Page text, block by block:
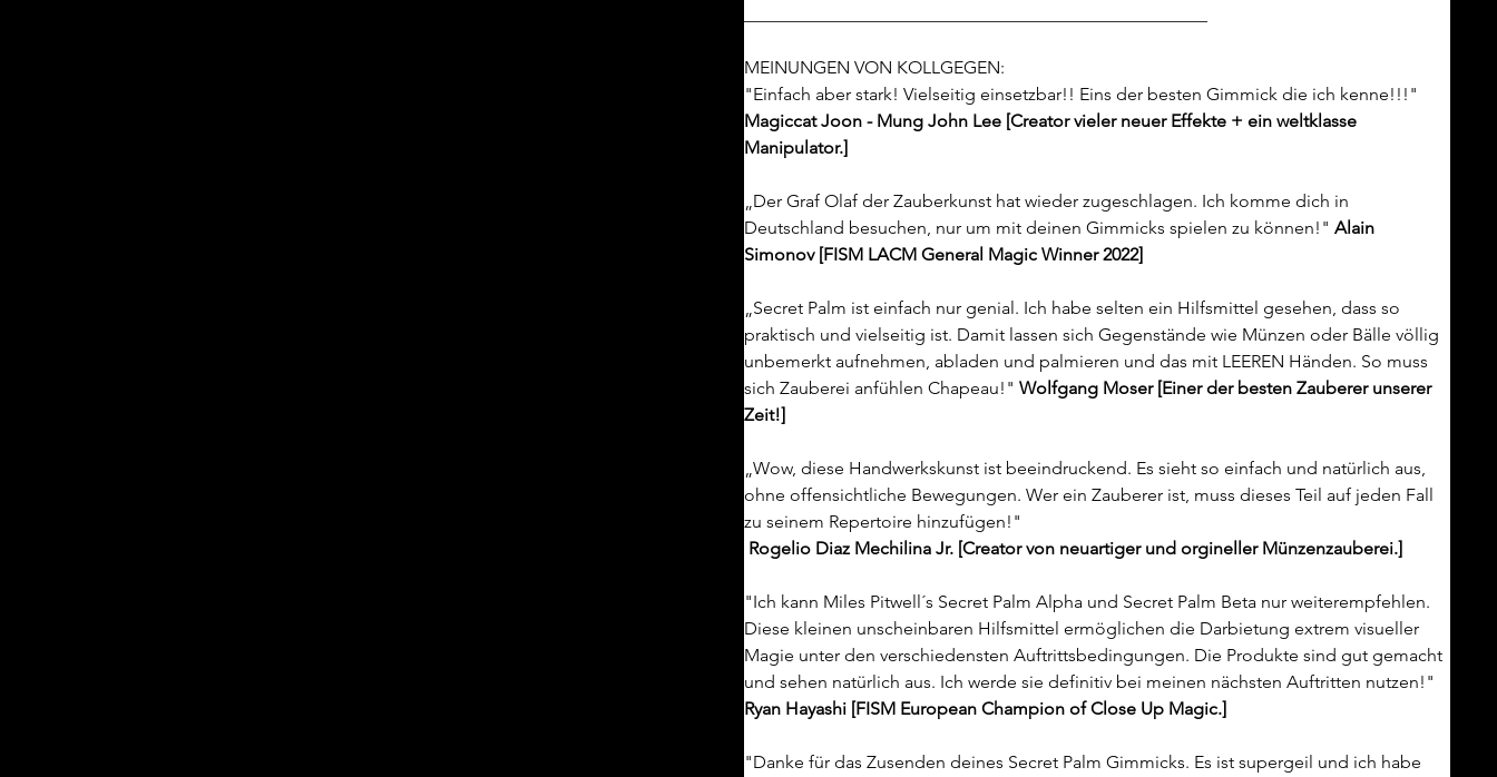
MEINUNGEN VON KOLLGEGEN:
"Einfach aber stark! Vielseitig einsetzbar!! Eins der besten Gimmick die ich kenne!!!"
Magiccat Joon - Mung John Lee [Creator vieler neuer Effekte + ein weltklasse
Manipulator.]
„Der Graf Olaf der Zauberkunst hat wieder zugeschlagen. Ich komme dich in
Deutschland besuchen, nur um mit deinen Gimmicks spielen zu können!" Alain
Simonov [FISM LACM General Magic Winner 2022]
„Secret Palm ist einfach nur genial. Ich habe selten ein Hilfsmittel gesehen, dass so
praktisch und vielseitig ist. Damit lassen sich Gegenstände wie Münzen oder Bälle völlig
unbemerkt aufnehmen, abladen und palmieren und das mit LEEREN Händen. So muss
sich Zauberei anfühlen Chapeau!" Wolfgang Moser [Einer der besten Zauberer unserer
Zeit!]
„Wow, diese Handwerkskunst ist beeindruckend. Es sieht so einfach und natürlich aus,
ohne offensichtliche Bewegungen. Wer ein Zauberer ist, muss dieses Teil auf jeden Fall
zu seinem Repertoire hinzufügen!"
Rogelio Diaz Mechilina Jr. [Creator von neuartiger und orgineller Münzenzauberei.]
"Ich kann Miles Pitwell´s Secret Palm Alpha und Secret Palm Beta nur weiterempfehlen.
Diese kleinen unscheinbaren Hilfsmittel ermöglichen die Darbietung extrem visueller
Magie unter den verschiedensten Auftrittsbedingungen. Die Produkte sind gut gemacht
und sehen natürlich aus. Ich werde sie definitiv bei meinen nächsten Auftritten nutzen!"
Ryan Hayashi [FISM European Champion of Close Up Magic.]
"Danke für das Zusenden deines Secret Palm Gimmicks. Es ist supergeil und ich habe